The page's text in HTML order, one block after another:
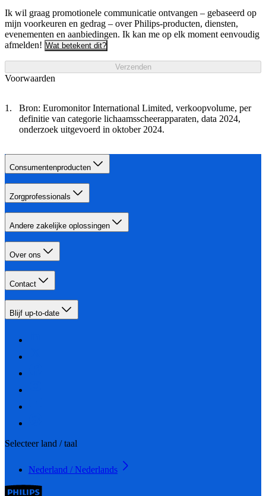
Ik wil graag promotionele communicatie ontvangen – gebaseerd op
mijn voorkeuren en gedrag – over Philips-producten, diensten,
evenementen en aanbiedingen. Ik kan me op elk moment eenvoudig
afmelden! Wat betekent dit?
Verzenden
Voorwaarden
Bron: Euromonitor International Limited, verkoopvolume, per
definitie van categorie lichaamsscheerapparaten, data 2024,
onderzoek uitgevoerd in oktober 2024.
Consumentenproducten
Zorgprofessionals
Andere zakelijke oplossingen
Over ons
Contact
Blijf up-to-date
Selecteer land / taal
Nederland / Nederlands